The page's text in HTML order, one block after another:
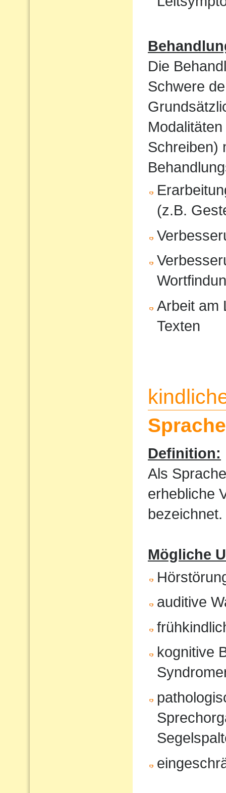
Die
Schwere
Schreiben)
(z.B.
Arbeit am
Texten
Definition:
Als
erhebliche
bezeichnet.
Mögliche
auditive
kognitive